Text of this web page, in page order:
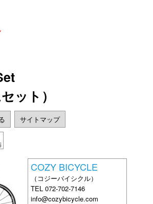
ット）
サイトマップ
COZY BICYCLE
（コジーバイシクル）
TEL 072-702-7146
info@cozybicycle.com